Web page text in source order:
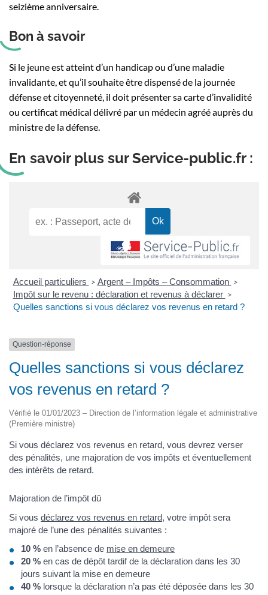
seizième anniversaire.
Bon à savoir
Si le jeune est atteint d’un handicap ou d’une maladie
invalidante, et qu’il souhaite être dispensé de la journée
défense et citoyenneté, il doit présenter sa carte d’invalidité
ou certificat médical délivré par un médecin agréé auprès du
ministre de la défense.
En savoir plus sur Service-public.fr :
Accueil particuliers > Argent – Impôts – Consommation >
Impôt sur le revenu : déclaration et revenus à déclarer >
Quelles sanctions si vous déclarez vos revenus en retard ?
Question-réponse
Quelles sanctions si vous déclarez
vos revenus en retard ?
Vérifié le 01/01/2023 – Direction de l’information légale et administrative
(Première ministre)
Si vous déclarez vos revenus en retard, vous devrez verser
des pénalités, une majoration de vos impôts et éventuellement
des intérêts de retard.
Majoration de l’impôt dû
Si vous déclarez vos revenus en retard, votre impôt sera
majoré de l’une des pénalités suivantes :
10 % en l’absence de mise en demeure
20 % en cas de dépôt tardif de la déclaration dans les 30
jours suivant la mise en demeure
40 % lorsque la déclaration n’a pas été déposée dans les 30